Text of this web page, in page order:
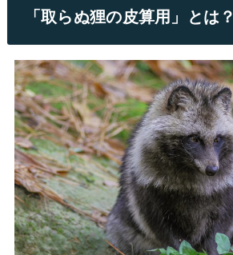
「取らぬ狸の皮算用」とは？